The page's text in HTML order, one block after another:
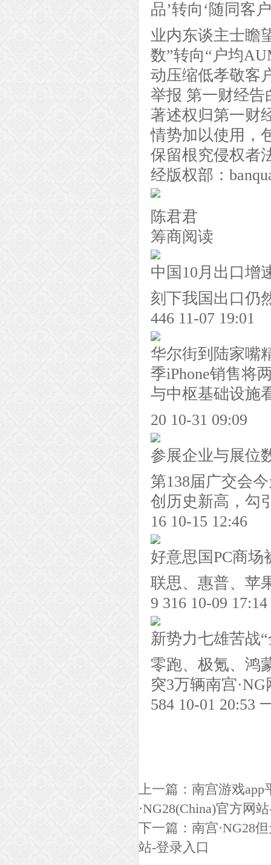
品’转向‘随同客
业内东谈主士瞻
数”转向“户均
动压缩低孝敬客
举报 第一财经告
著述权归第一财
情势加以使用，
保留根究侵权者
经版权部：
陈君君
筹商阅读
中国10月出口增
刻下我国出口仍
446 11-07 19:01
华尔街到陆家嘴
季iPhone销售将
与中枢基础设施
20 10-31 09:09
参展企业与展位
第138届广交会
创历史新高，勾
16 10-15 12:46
好意思国PC商
联思、惠普、苹
9 316 10-09 17:14
新势力七雄苦战
零跑、极氪、鸿
突3万辆南宫·NG
584 10-01 20:53
上一篇： 南宫游戏app
·NG28(China)官方网
下一篇： 南宫·NG28
站-登录入口